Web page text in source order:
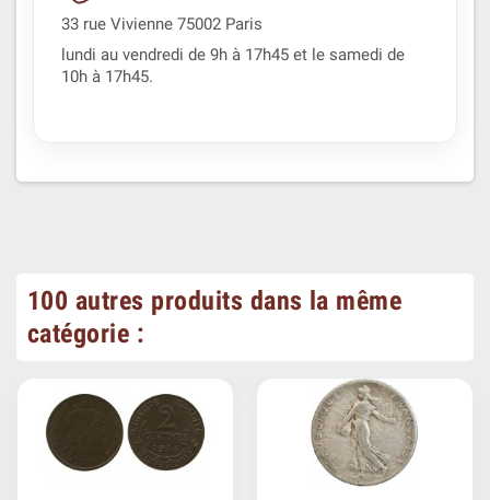
33 rue Vivienne 75002 Paris
lundi au vendredi de 9h à 17h45 et le samedi de
10h à 17h45.
100 autres produits dans la même
catégorie :